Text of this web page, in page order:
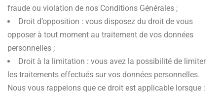
fraude ou violation de nos Conditions Générales ;
Droit d’opposition : vous disposez du droit de vous
opposer à tout moment au traitement de vos données
personnelles ;
Droit à la limitation : vous avez la possibilité de limiter
les traitements effectués sur vos données personnelles.
Nous vous rappelons que ce droit est applicable lorsque :